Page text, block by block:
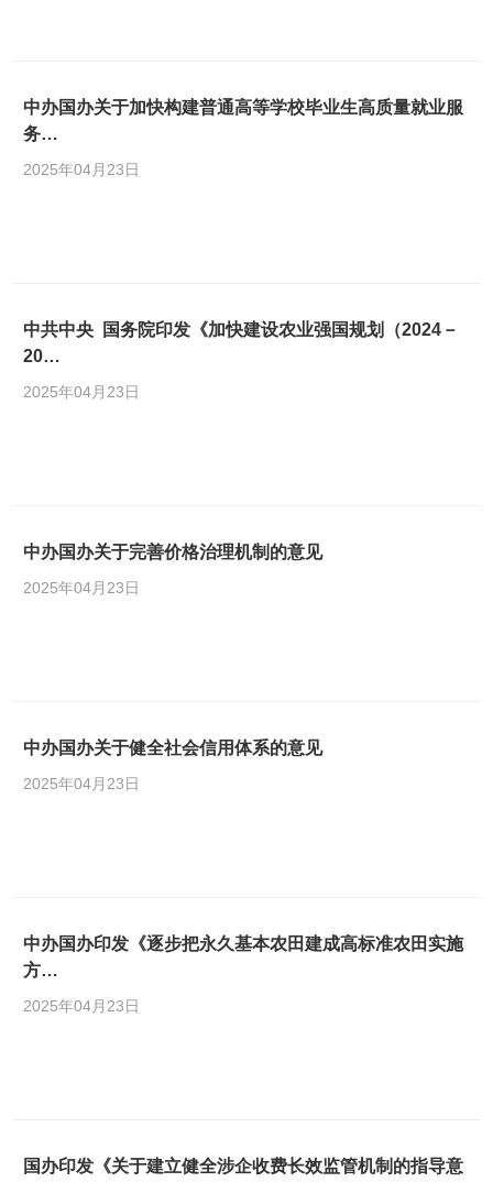
中办国办关于加快构建普通高等学校毕业生高质量就业服
务…
2025年04月23日
中共中央 国务院印发《加快建设农业强国规划（2024－
20…
2025年04月23日
中办国办关于完善价格治理机制的意见
2025年04月23日
中办国办关于健全社会信用体系的意见
2025年04月23日
中办国办印发《逐步把永久基本农田建成高标准农田实施
方…
2025年04月23日
国办印发《关于建立健全涉企收费长效监管机制的指导意